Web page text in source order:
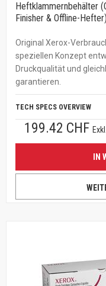
Heftklammernbehälter
Finisher & Offline-Hefter)
Original Xerox-
speziellen Konzept
Druckqualität und
garantieren.
TECH SPECS OVERVIEW
199.42 CHF
IN